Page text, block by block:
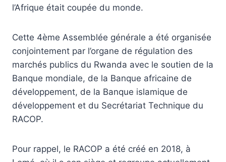
l’Afrique était coupée du monde.
Cette 4ème Assemblée générale a été organisée
conjointement par l’organe de régulation des
marchés publics du Rwanda avec le soutien de la
Banque mondiale, de la Banque africaine de
développement, de la Banque islamique de
développement et du Secrétariat Technique du
RACOP.
Pour rappel, le RACOP a été créé en 2018, à